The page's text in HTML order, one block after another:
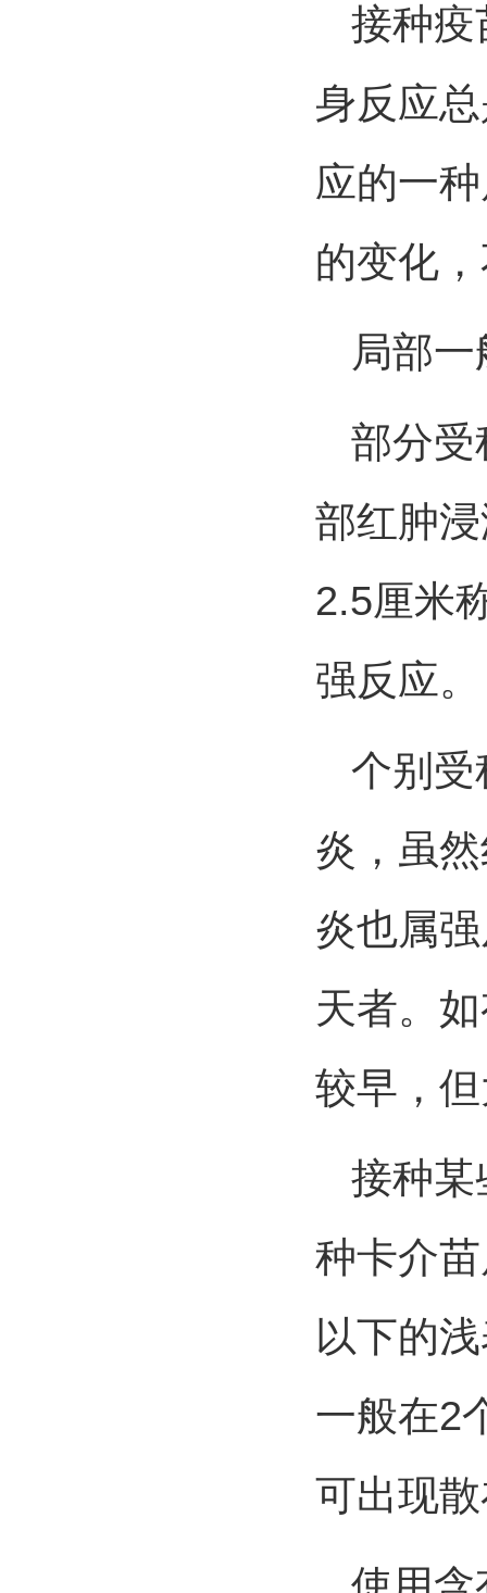
接种疫
身反应
应的一
的变化
局部一
部分受
部红肿
2.5厘米
强反应。
个别受
炎，虽
炎也属
天者。
较早，
接种某
种卡介
以下的
一般在2
可出现